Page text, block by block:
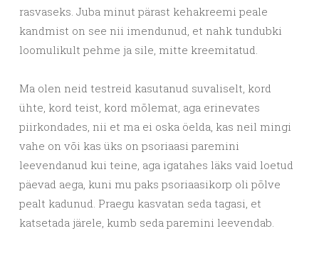
rasvaseks. Juba minut pärast kehakreemi peale
kandmist on see nii imendunud, et nahk tundubki
loomulikult pehme ja sile, mitte kreemitatud.
Ma olen neid testreid kasutanud suvaliselt, kord
ühte, kord teist, kord mõlemat, aga erinevates
piirkondades, nii et ma ei oska öelda, kas neil mingi
vahe on või kas üks on psoriaasi paremini
leevendanud kui teine, aga igatahes läks vaid loetud
päevad aega, kuni mu paks psoriaasikorp oli põlve
pealt kadunud. Praegu kasvatan seda tagasi, et
katsetada järele, kumb seda paremini leevendab.